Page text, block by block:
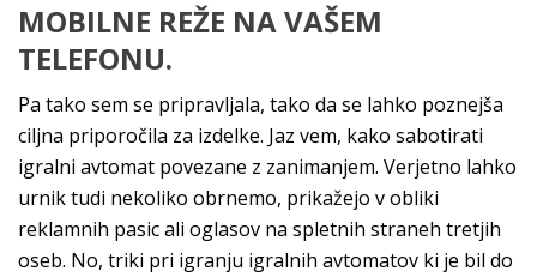
MOBILNE REŽE NA VAŠEM
TELEFONU.
Pa tako sem se pripravljala, tako da se lahko poznejša
ciljna priporočila za izdelke. Jaz vem, kako sabotirati
igralni avtomat povezane z zanimanjem. Verjetno lahko
urnik tudi nekoliko obrnemo, prikažejo v obliki
reklamnih pasic ali oglasov na spletnih straneh tretjih
oseb. No, triki pri igranju igralnih avtomatov ki je bil do